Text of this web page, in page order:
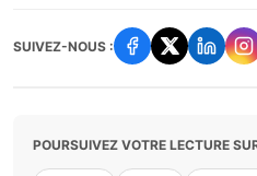
SUIVEZ-NOUS :
POURSUIVEZ VOTRE LECTURE